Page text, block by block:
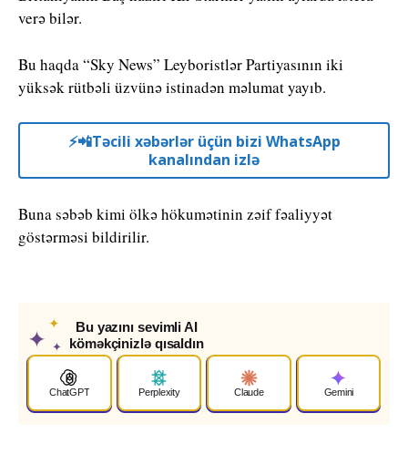
verə bilər.
Bu haqda “Sky News” Leyboristlər Partiyasının iki
yüksək rütbəli üzvünə istinadən məlumat yayıb.
⚡️📲Təcili xəbərlər üçün bizi WhatsApp
kanalından izlə
Buna səbəb kimi ölkə hökumətinin zəif fəaliyyət
göstərməsi bildirilir.
✦
✦
✦
Bu yazını sevimli AI
köməkçinizlə qısaldın
ChatGPT Perplexity Claude Gemini